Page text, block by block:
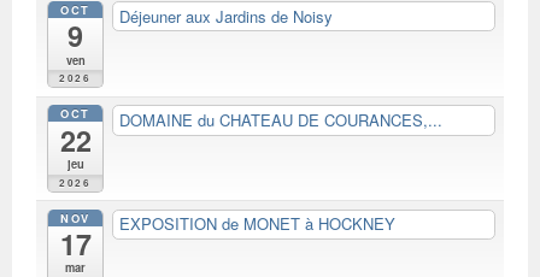
OCT
9
ven
2026
Déjeuner aux Jardins de Noisy
OCT
22
jeu
2026
DOMAINE du CHATEAU DE COURANCES,...
NOV
17
mar
EXPOSITION de MONET à HOCKNEY